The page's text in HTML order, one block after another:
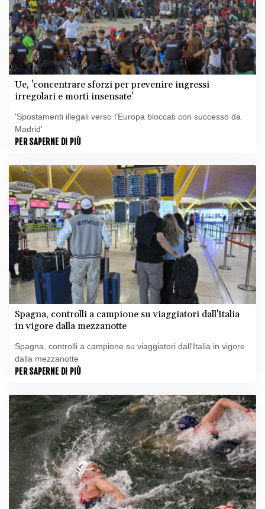
Ue, 'concentrare sforzi per prevenire ingressi
irregolari e morti insensate'
'Spostamenti illegali verso l'Europa bloccati con successo da
Madrid'
PER SAPERNE DI PIÙ
Spagna, controlli a campione su viaggiatori dall'Italia
in vigore dalla mezzanotte
Spagna, controlli a campione su viaggiatori dall'Italia in vigore
dalla mezzanotte
PER SAPERNE DI PIÙ